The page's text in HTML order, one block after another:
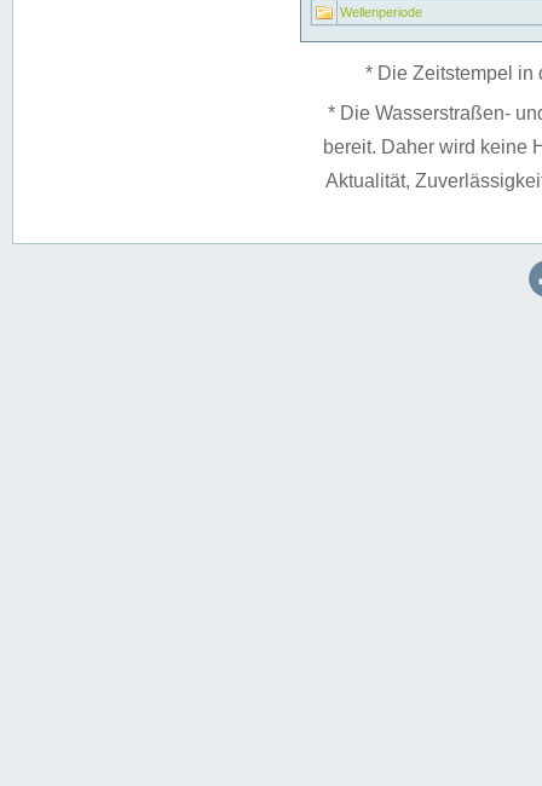
Wellenperiode
* Die Zeitstempel in
* Die Wasserstraßen-
bereit. Daher wird keine
Aktualität,